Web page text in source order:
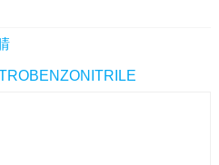
抗炎药物中间体
|